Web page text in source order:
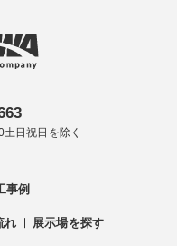
日祝日を除く
事例
れ 展示場を探す